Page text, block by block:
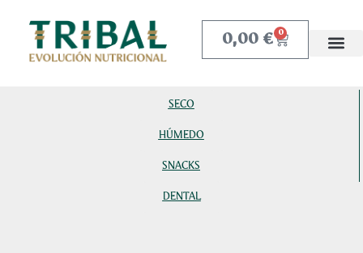
0,00€ 0
SECO
HÚMEDO
SNACKS
DENTAL